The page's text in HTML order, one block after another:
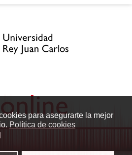
para asegurarte la mejor
Política de cookies